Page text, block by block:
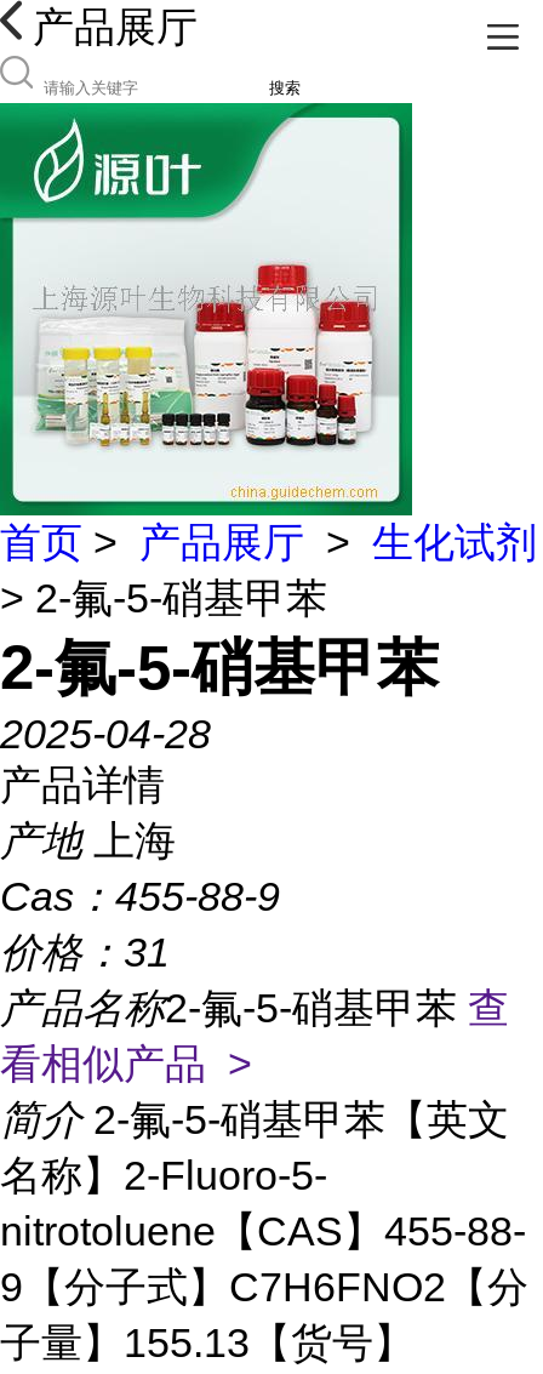
产品展厅
搜索
首页 > 产品展厅 > 生化试剂
> 2-氟-5-硝基甲苯
2-氟-5-硝基甲苯
2025-04-28
产品详情
产地
上海
Cas： 455-88-9
价格： 31
产品名称2-氟-5-硝基甲苯 查
看相似产品 >
简介 2-氟-5-硝基甲苯【英文
名称】2-Fluoro-5-
nitrotoluene【CAS】455-88-
9【分子式】C7H6FNO2【分
子量】155.13【货号】